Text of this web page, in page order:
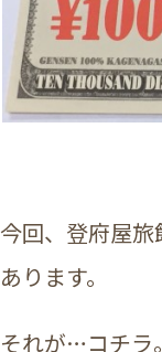
今回、登府屋
あります。
それが…コチラ